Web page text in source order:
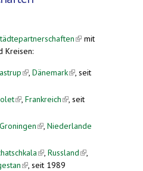
(link is
mit
Kreisen:
(link is external)
, Dänemark(link is
, seit
(link is external)
, Frankreich(link is
, seit
Groningen(link is external)
, Niederlande
(link is external)
, Russland(link is
,
(link is external)
, seit 1989